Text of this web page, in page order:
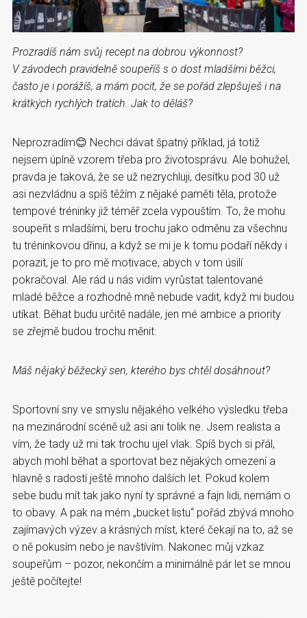
Prozradíš nám svůj recept na dobrou výkonnost?
V závodech pravidelně soupeříš s o dost mladšími běžci,
často je i porážíš, a mám pocit, že se pořád zlepšuješ i na
krátkých rychlých tratích. Jak to děláš?
Neprozradím😊 Nechci dávat špatný příklad, já totiž
nejsem úplně vzorem třeba pro životosprávu. Ale bohužel,
pravda je taková, že se už nezrychluji, desítku pod 30 už
asi nezvládnu a spíš těžím z nějaké paměti těla, protože
tempové tréninky již téměř zcela vypouštím. To, že mohu
soupeřit s mladšími, beru trochu jako odměnu za všechnu
tu tréninkovou dřinu, a když se mi je k tomu podaří někdy i
porazit, je to pro mě motivace, abych v tom úsilí
pokračoval. Ale rád u nás vidím vyrůstat talentované
mladé běžce a rozhodně mně nebude vadit, když mi budou
utíkat. Běhat budu určitě nadále, jen mé ambice a priority
se zřejmě budou trochu měnit.
Máš nějaký běžecký sen, kterého bys chtěl dosáhnout?
Sportovní sny ve smyslu nějakého velkého výsledku třeba
na mezinárodní scéně už asi ani tolik ne. Jsem realista a
vím, že tady už mi tak trochu ujel vlak. Spíš bych si přál,
abych mohl běhat a sportovat bez nějakých omezení a
hlavně s radostí ještě mnoho dalších let. Pokud kolem
sebe budu mít tak jako nyní ty správné a fajn lidi, nemám o
to obavy. A pak na mém „bucket listu“ pořád zbývá mnoho
zajímavých výzev a krásných míst, které čekají na to, až se
o ně pokusím nebo je navštívím. Nakonec můj vzkaz
soupeřům – pozor, nekončím a minimálně pár let se mnou
ještě počítejte!